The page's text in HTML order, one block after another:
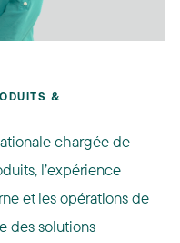
&
chargée de
l’expérience
et les opérations de
des solutions